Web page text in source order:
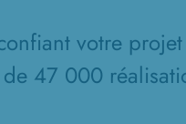
votre
47 000